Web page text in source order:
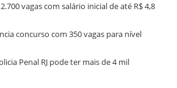
vagas com salário inicial de até R$ 4,8
concurso com 350 vagas para nível
Penal RJ pode ter mais de 4 mil